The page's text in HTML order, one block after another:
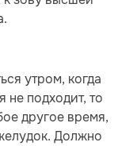
утром, когда
не подходит, то
другое время,
Должно